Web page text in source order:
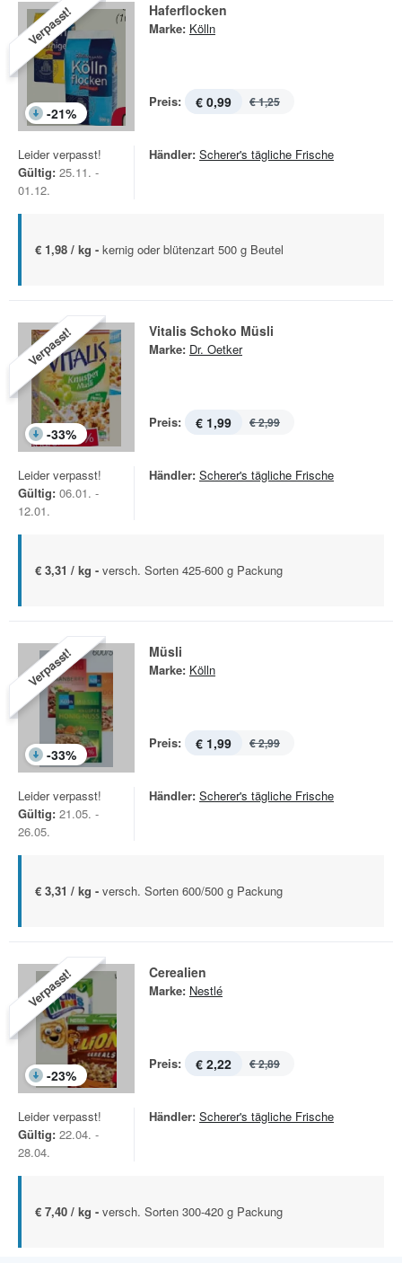
Verpasst!
-21%
Haferflocken
Marke: Kölln
Preis: € 0,99 € 1,25
Leider verpasst!
Gültig: 25.11. -
01.12.
Händler: Scherer's tägliche Frische
€ 1,98 / kg - kernig oder blütenzart 500 g Beutel
Verpasst!
-33%
Vitalis Schoko Müsli
Marke: Dr. Oetker
Preis: € 1,99 € 2,99
Leider verpasst!
Gültig: 06.01. -
12.01.
Händler: Scherer's tägliche Frische
€ 3,31 / kg - versch. Sorten 425-600 g Packung
Verpasst!
-33%
Müsli
Marke: Kölln
Preis: € 1,99 € 2,99
Leider verpasst!
Gültig: 21.05. -
26.05.
Händler: Scherer's tägliche Frische
€ 3,31 / kg - versch. Sorten 600/500 g Packung
Verpasst!
-23%
Cerealien
Marke: Nestlé
Preis: € 2,22 € 2,89
Leider verpasst!
Gültig: 22.04. -
28.04.
Händler: Scherer's tägliche Frische
€ 7,40 / kg - versch. Sorten 300-420 g Packung